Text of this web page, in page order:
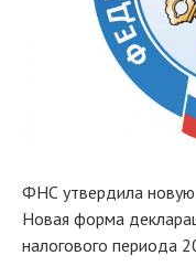
ФНС утвердила
Новая форма
налогового периода